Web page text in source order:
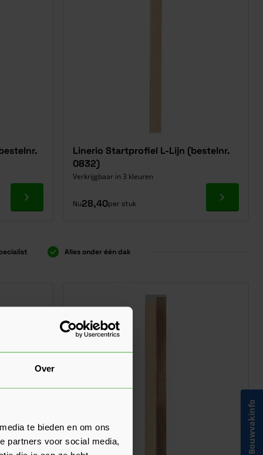
Over
te bieden en om ons
partners voor social media,
Ga naar product
Linerio Startprofiel L-Lijn (bestelnr.
0832)
Verkrijgbaar in 3 kleuren
Nu28,40per stuk Ga naar
Alles onder één dak
Bouwvakinfo